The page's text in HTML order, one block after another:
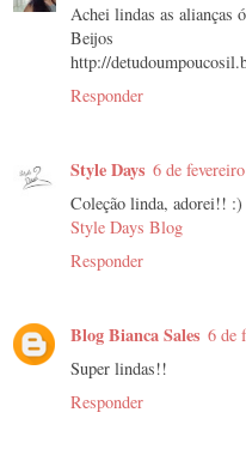
Achei lindas as alianças
Beijos
http://
Responder
Style Days 6 de
Coleção linda, adorei!! :)
Style Days Blog
Responder
Blog Bianca Sales 6 de
Super lindas!!
Responder